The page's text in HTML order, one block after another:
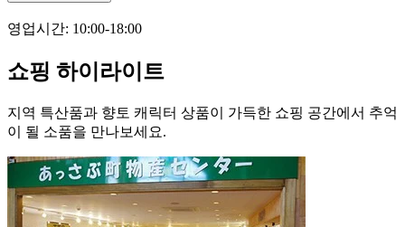
영업시간: 10:00-18:00
쇼핑 하이라이트
지역 특산품과 향토 캐릭터 상품이 가득한 쇼핑 공간에서 추억
이 될 소품을 만나보세요.